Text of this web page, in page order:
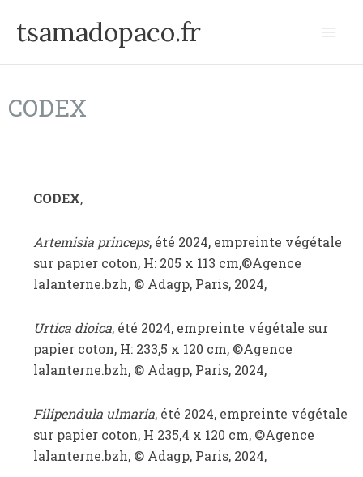
tsamadopaco.fr
CODEX
CODEX,
Artemisia princeps, été 2024, empreinte végétale
sur papier coton, H: 205 x 113 cm,©Agence
lalanterne.bzh, © Adagp, Paris, 2024,
Urtica dioica, été 2024, empreinte végétale sur
papier coton, H: 233,5 x 120 cm, ©Agence
lalanterne.bzh, © Adagp, Paris, 2024,
Filipendula ulmaria, été 2024, empreinte végétale
sur papier coton, H 235,4 x 120 cm, ©Agence
lalanterne.bzh, © Adagp, Paris, 2024,